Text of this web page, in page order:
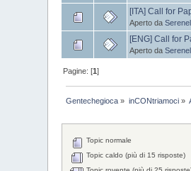
[ITA] Call for
Aperto da
[ENG] Call for
Aperto da
Pagine: [1]
Gentechegioca » inCONtriamoci»
Topic normale
Topic caldo (più di 15 risposte)